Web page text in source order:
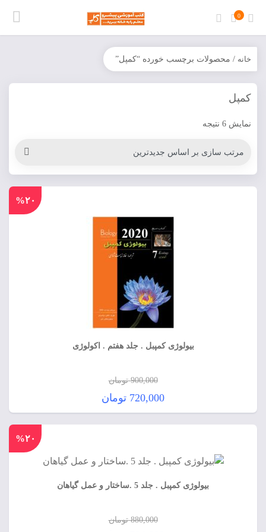
0
خانه / محصولات برچسب خورده “کمپل”
کمپل
نمایش 6 نتیجه
بیولوژی کمپبل . جلد هفتم . اکولوژی
900,000 تومان
قیمت
اصلی:
900,000 تومان
720,000 تومان
قیمت
%۲۰
بیولوژی کمپبل . جلد 5 .ساختار و عمل گیاهان
880,000 تومان
%۲۰